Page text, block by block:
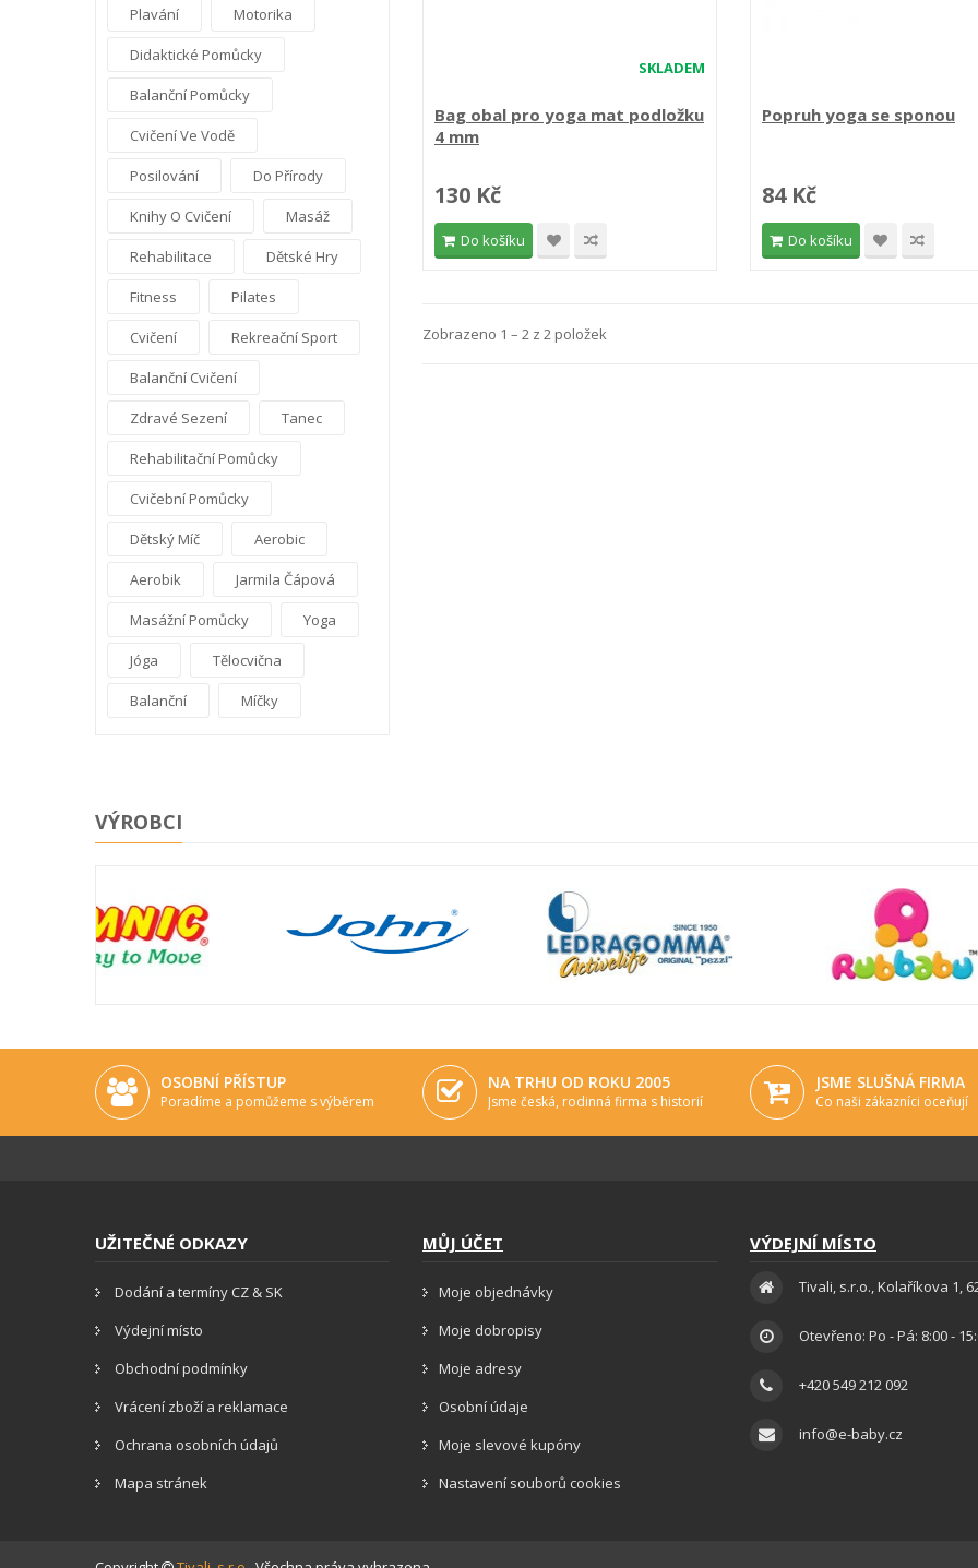
Plavání Motorika
Didaktické Pomůcky
Balanční Pomůcky
Cvičení Ve Vodě
Posilování Do Přírody
Knihy O Cvičení Masáž
Rehabilitace Dětské Hry
Fitness Pilates
Cvičení Rekreační Sport
Balanční Cvičení
Zdravé Sezení Tanec
Rehabilitační Pomůcky
Cvičební Pomůcky
Dětský Míč Aerobic
Aerobik Jarmila Čápová
Masážní Pomůcky Yoga
Jóga Tělocvična
Balanční Míčky
SKLADEM
Bag obal pro yoga mat podložku
4 mm
130 Kč
Do košíku
Popruh yoga se sponou
84 Kč
Do košíku
Zobrazeno 1 – 2 z 2 položek
VÝROBCI
OSOBNÍ PŘÍSTUP
Poradíme a pomůžeme s výběrem
NA TRHU OD ROKU 2005
Jsme česká, rodinná firma s historií
JSME SLUŠNÁ FIRMA
Co naši zákazníci oceňují
UŽITEČNÉ ODKAZY
Dodání a termíny CZ & SK
Výdejní místo
Obchodní podmínky
Vrácení zboží a reklamace
Ochrana osobních údajů
Mapa stránek
MŮJ ÚČET
Moje objednávky
Moje dobropisy
Moje adresy
Osobní údaje
Moje slevové kupóny
Nastavení souborů cookies
VÝDEJNÍ MÍSTO
Tivali, s.r.o., Kolaříkova 1,
Otevřeno: Po - Pá: 8:00 -
+420 549 212 092
info@e-baby.cz